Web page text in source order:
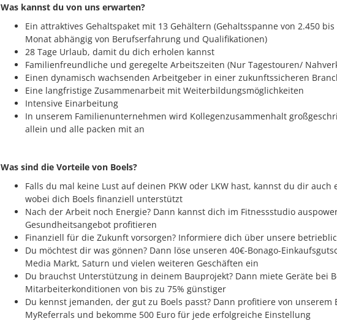
Was kannst du von uns erwarten?
Ein attraktives Gehaltspaket mit 13 Gehältern (Gehaltsspanne von 2.450
Monat abhängig von Berufserfahrung und Qualifikationen)
28 Tage Urlaub, damit du dich erholen kannst
Familienfreundliche und geregelte Arbeitszeiten (Nur Tagestouren/
Einen dynamisch wachsenden Arbeitgeber in einer zukunftssicheren
Eine langfristige Zusammenarbeit mit Weiterbildungsmöglichkeiten
Intensive Einarbeitung
In unserem Familienunternehmen wird Kollegenzusammenhalt
allein und alle packen mit an
Was sind die Vorteile von Boels?
Falls du mal keine Lust auf deinen PKW oder LKW hast, kannst du dir auch
wobei dich Boels finanziell unterstützt
Nach der Arbeit noch Energie? Dann kannst dich im Fitnessstudio
Gesundheitsangebot profitieren
Finanziell für die Zukunft vorsorgen? Informiere dich über unsere
Du möchtest dir was gönnen? Dann löse unseren 40€-Bonago-
Media Markt, Saturn und vielen weiteren Geschäften ein
Du brauchst Unterstützung in deinem Bauprojekt? Dann miete Geräte bei
Mitarbeiterkonditionen von bis zu 75% günstiger
Du kennst jemanden, der gut zu Boels passt? Dann profitiere von unserem
MyReferrals und bekomme 500 Euro für jede erfolgreiche Einstellung